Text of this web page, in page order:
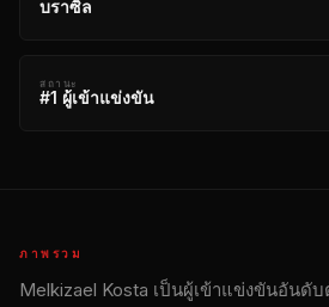
บราซิล
สถานะ
#1 ผู้เข้าแข่งขัน
ภาพรวม
Melkizael Kosta เป็นผู้เข้าแข่งขันอันดั